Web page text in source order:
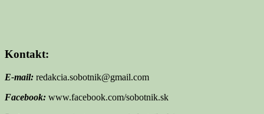
Kontakt:
E-mail: redakcia.sobotnik@gmail.com
Facebook: www.facebook.com/sobotnik.sk